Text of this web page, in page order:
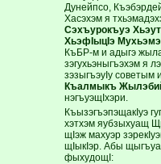
Дунейпсо,
Хасэхэм я
Сэхъурокъуэ
ХьэфIыцIэ
КъБР-м и адыгэ
зэгухьэныгъэхэм я
зэзыгъэуIу советым
Къалмыкъ
нэгъуэщIхэри.
КъызэгъэпэщакIуэ
хэтхэм яубзыхуащ
щIэж махуэр
щIыкIэр. Абы
фыхудощI: